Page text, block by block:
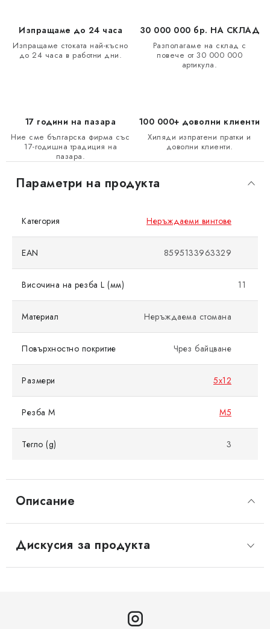
Изпращаме до 24 часа
Изпращаме стоката най-късно
до 24 часа в работни дни.
30 000 000 бр. НА СКЛАД
Разполагаме на склад с
повече от 30 000 000
артикула.
17 години на пазара
Ние сме българска фирма със
17-годишна традиция на
пазара.
100 000+ доволни клиенти
Хиляди изпратени пратки и
доволни клиенти.
Описание
Параметри на продукта
Категория Неръждаеми винтове
EAN 8595133963329
Височина на резба L (мм) 11
Материал Неръждаема стомана
Повърхностно покритие Чрез байцване
Размери 5x12
Резба M M5
Тегло (g) 3
Дискусия за продукта